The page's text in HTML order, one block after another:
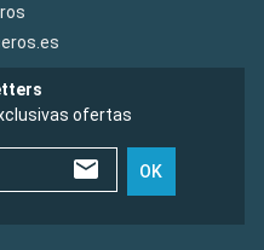
ofertas
OK